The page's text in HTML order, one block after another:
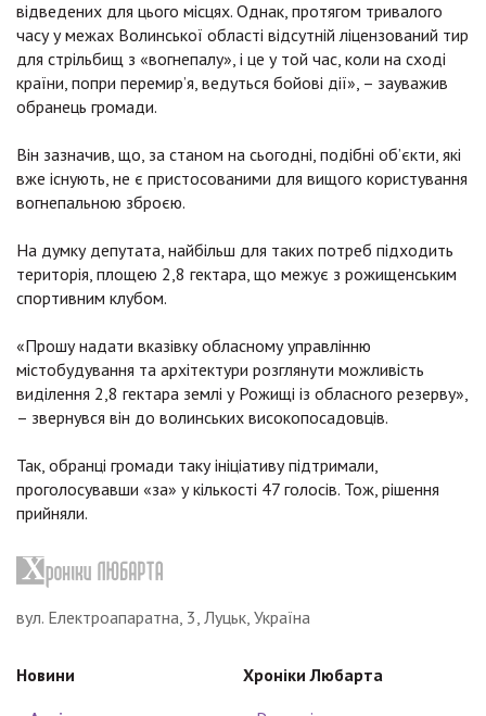
відведених для цього місцях. Однак, протягом тривалого
часу у межах Волинської області відсутній ліцензований тир
для стрільбищ з «вогнепалу», і це у той час, коли на сході
країни, попри перемир’я, ведуться бойові дії», – зауважив
обранець громади.
Він зазначив, що, за станом на сьогодні, подібні об’єкти, які
вже існують, не є пристосованими для вищого користування
вогнепальною зброєю.
На думку депутата, найбільш для таких потреб підходить
територія, площею 2,8 гектара, що межує з рожищенським
спортивним клубом.
«Прошу надати вказівку обласному управлінню
містобудування та архітектури розглянути можливість
виділення 2,8 гектара землі у Рожищі із обласного резерву»,
– звернувся він до волинських високопосадовців.
Так, обранці громади таку ініціативу підтримали,
проголосувавши «за» у кількості 47 голосів. Тож, рішення
прийняли.
вул. Електроапаратна, 3, Луцьк, Україна
Новини
Хроніки Любарта